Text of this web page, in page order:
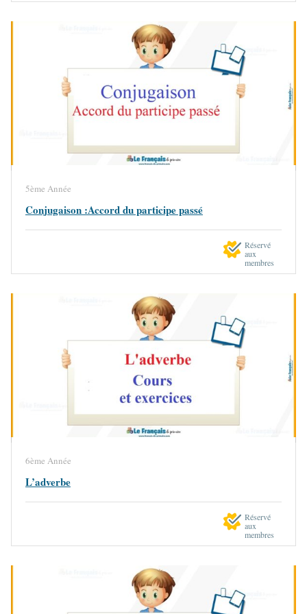
5ème Année
Conjugaison :Accord du participe passé
Réservé
aux
membres
6ème Année
L’adverbe
Réservé
aux
membres